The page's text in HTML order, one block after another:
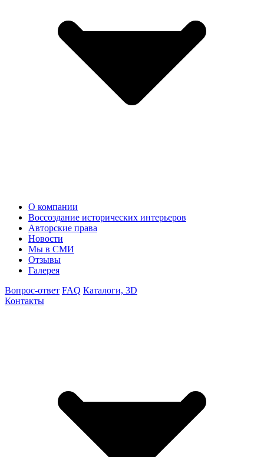
О компании
Воссоздание исторических интерьеров
Авторские права
Новости
Мы в СМИ
Отзывы
Галерея
Вопрос-ответ FAQ Каталоги, 3D
Контакты